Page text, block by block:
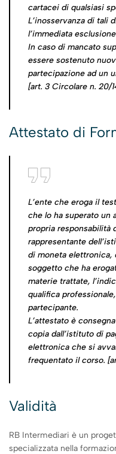
cartacei di qualsiasi
L’inosservanza di tali
l’immediata
In caso di mancato
essere sostenuto
partecipazione ad un
[art. 3 Circolare n. 20/
Attestato di
L’ente che eroga il
che lo ha superato
propria responsabilità
rappresentante
di moneta elettronica,
soggetto che ha
materie trattate,
qualifica
partecipante.
L’attestato è
copia dall’istituto di
elettronica che si
frequentato il corso.
Validità
RB Intermediari è un
specializzata nella